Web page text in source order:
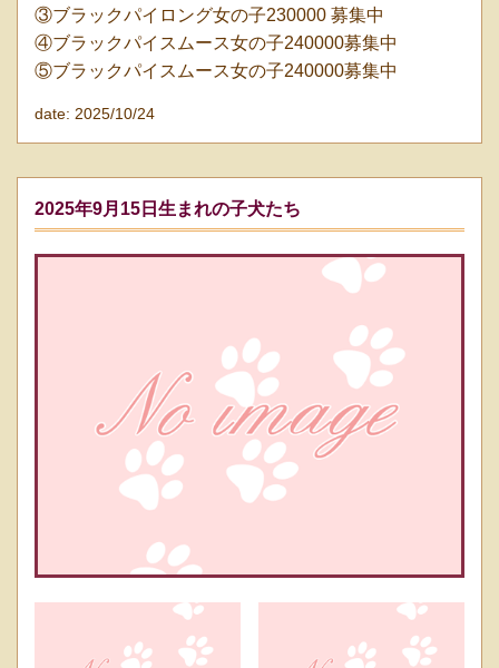
③ブラックパイロング女の子230000 募集中
④ブラックパイスムース女の子240000募集中
⑤ブラックパイスムース女の子240000募集中
date: 2025/10/24
2025年9月15日生まれの子犬たち